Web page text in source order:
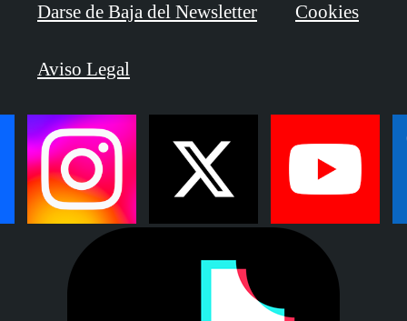
Darse de Baja del Newsletter Cookies
Aviso Legal